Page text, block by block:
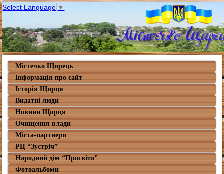
Select Language ▼
Містечко Щирець
Інформація про сайт
Історія Щирця
Видатні люди
Новини Щирця
Очищення влади
Міста-партнери
РЦ “Зустріч”
Народний дім “Просвіта”
Фотоальбоми